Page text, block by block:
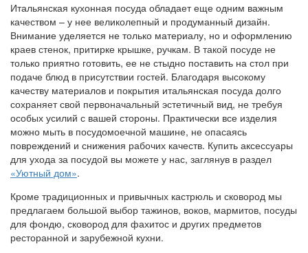
Итальянская кухонная посуда обладает еще одним важным
качеством – у нее великолепный и продуманный дизайн.
Внимание уделяется не только материалу, но и оформлению
краев стенок, притирке крышке, ручкам. В такой посуде не
только приятно готовить, ее не стыдно поставить на стол при
подаче блюд в присутствии гостей. Благодаря высокому
качеству материалов и покрытия итальянская посуда долго
сохраняет свой первоначальный эстетичный вид, не требуя
особых усилий с вашей стороны. Практически все изделия
можно мыть в посудомоечной машине, не опасаясь
повреждений и снижения рабочих качеств. Купить аксессуары
для ухода за посудой вы можете у нас, заглянув в раздел
«Уютный дом».
Кроме традиционных и привычных кастрюль и сковород мы
предлагаем большой выбор тажинов, воков, мармитов, посуды
для фондю, сковород для фахитос и других предметов
ресторанной и зарубежной кухни.